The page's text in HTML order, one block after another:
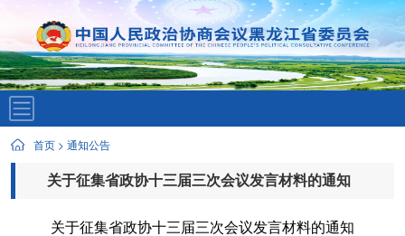
首页 > 通知公告
关于征集省政协十三届三次会议发言材料的通知
关于征集省政协十三届三次会议发言材料的通知